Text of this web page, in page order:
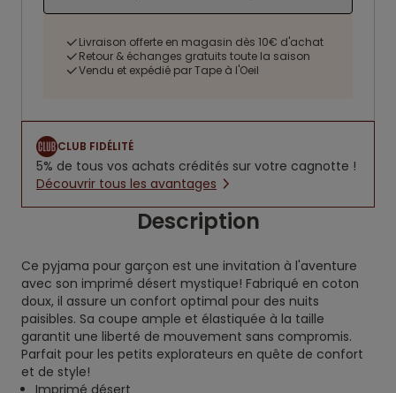
Livraison offerte en magasin dès 10€ d'achat
Retour & échanges gratuits toute la saison
Vendu et expédié par Tape à l'Oeil
CLUB FIDÉLITÉ
5% de tous vos achats crédités sur votre cagnotte !
Découvrir tous les avantages
Description
Ce pyjama pour garçon est une invitation à l'aventure
avec son imprimé désert mystique! Fabriqué en coton
doux, il assure un confort optimal pour des nuits
paisibles. Sa coupe ample et élastiquée à la taille
garantit une liberté de mouvement sans compromis.
Parfait pour les petits explorateurs en quête de confort
et de style!
Imprimé désert